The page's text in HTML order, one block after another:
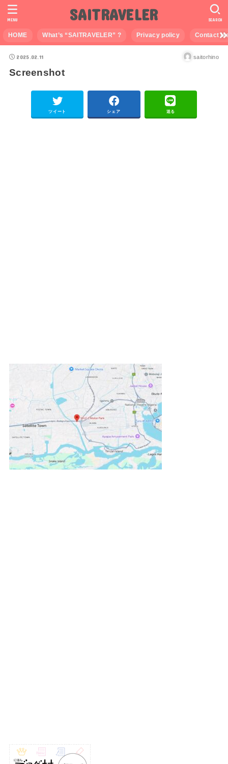
SAITRAVELER
HOME What’s “SAITRAVELER” ? Privacy policy Contact
SEARCH
MENU
2025.02.11 saitorhino
Screenshot
ツイート シェア 送る